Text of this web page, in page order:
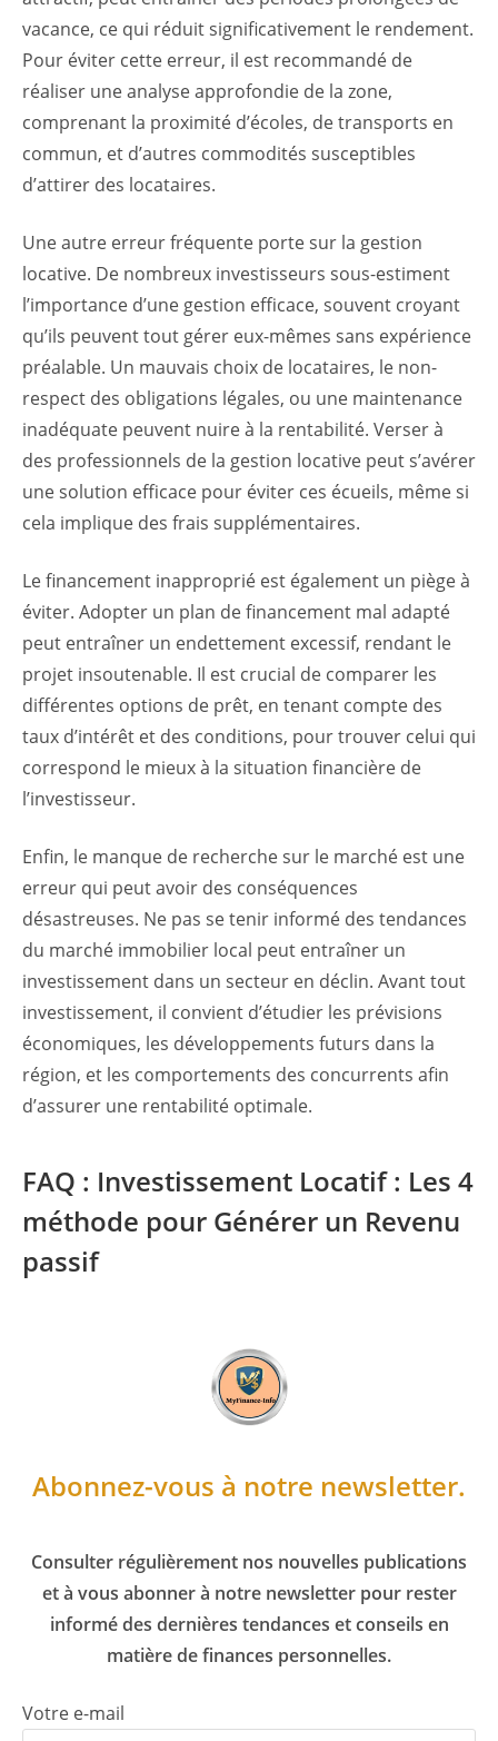
vacance, ce qui réduit significativement le rendement.
Pour éviter cette erreur, il est recommandé de
réaliser une analyse approfondie de la zone,
comprenant la proximité d’écoles, de transports en
commun, et d’autres commodités susceptibles
d’attirer des locataires.
Une autre erreur fréquente porte sur la gestion
locative. De nombreux investisseurs sous-estiment
l’importance d’une gestion efficace, souvent croyant
qu’ils peuvent tout gérer eux-mêmes sans expérience
préalable. Un mauvais choix de locataires, le non-
respect des obligations légales, ou une maintenance
inadéquate peuvent nuire à la rentabilité. Verser à
des professionnels de la gestion locative peut s’avérer
une solution efficace pour éviter ces écueils, même si
cela implique des frais supplémentaires.
Le financement inapproprié est également un piège à
éviter. Adopter un plan de financement mal adapté
peut entraîner un endettement excessif, rendant le
projet insoutenable. Il est crucial de comparer les
différentes options de prêt, en tenant compte des
taux d’intérêt et des conditions, pour trouver celui qui
correspond le mieux à la situation financière de
l’investisseur.
Enfin, le manque de recherche sur le marché est une
erreur qui peut avoir des conséquences
désastreuses. Ne pas se tenir informé des tendances
du marché immobilier local peut entraîner un
investissement dans un secteur en déclin. Avant tout
investissement, il convient d’étudier les prévisions
économiques, les développements futurs dans la
région, et les comportements des concurrents afin
d’assurer une rentabilité optimale.
FAQ : Investissement Locatif : Les 4
méthode pour Générer un Revenu
passif
Abonnez-vous à notre newsletter.
Consulter régulièrement nos nouvelles publications
et à vous abonner à notre newsletter pour rester
informé des dernières tendances et conseils en
matière de finances personnelles.
Votre e-mail